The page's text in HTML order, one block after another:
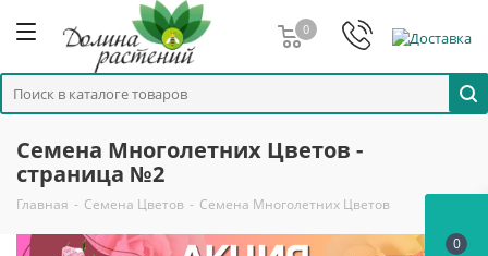
0
Семена Многолетних Цветов -
страница №2
Главная - Семена Цветов - Семена Многолетних Цветов
0